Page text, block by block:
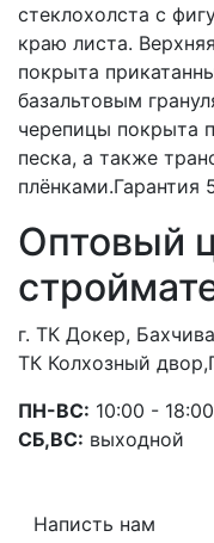
стеклохолста с
краю листа.
покрыта
базальтовым
черепицы покрыта
песка, а также
плёнками.Гарантия
Оптовый
г. ТК Докер,
ТК Колхозный
ПН-ВС: 10:00 - 18:00
СБ,ВС: выходной
Написть нам